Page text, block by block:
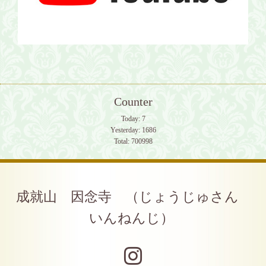
Counter
Today: 7
Yesterday: 1686
Total: 700998
成就山 因念寺 （じょうじゅさん
いんねんじ）